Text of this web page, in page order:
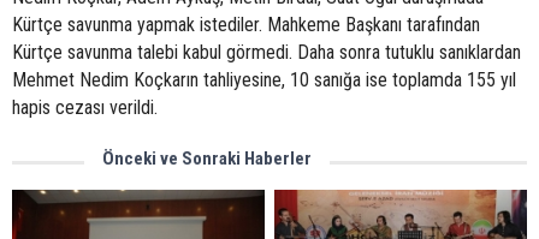
Kürtçe savunma yapmak istediler. Mahkeme Başkanı tarafından
Kürtçe savunma talebi kabul görmedi. Daha sonra tutuklu sanıklardan
Mehmet Nedim Koçkarın tahliyesine, 10 sanığa ise toplamda 155 yıl
hapis cezası verildi.
Önceki ve Sonraki Haberler